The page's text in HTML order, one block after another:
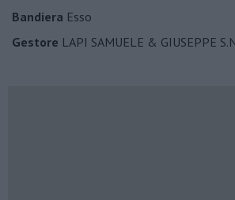
Bandiera Esso
Gestore LAPI SAMUELE & GIUSEPPE